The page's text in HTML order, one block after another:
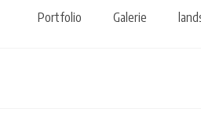
Portfolio Galerie